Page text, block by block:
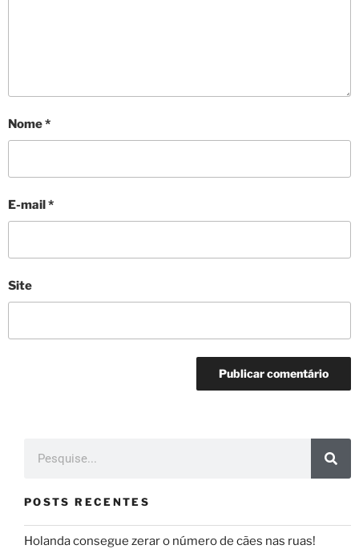
Nome*
E-mail*
Site
POSTS RECENTES
Holanda consegue zerar o número de cães nas ruas!